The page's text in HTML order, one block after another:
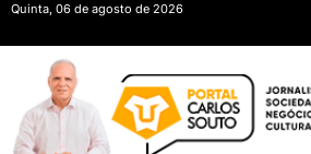
Quinta, 06 de agosto de 2026